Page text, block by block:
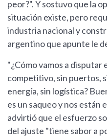
peor?". Y sostuvo que la
situación existe, pero
industria nacional y
argentino que apunte le
"¿Cómo vamos a disputar
competitivo, sin puertos,
energía, sin logística?
es un saqueo y nos están
advirtió que el esfuerzo
del ajuste "tiene sabor a